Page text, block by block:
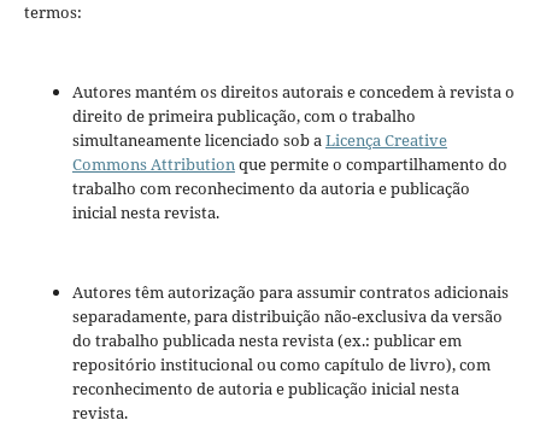
termos:
Autores mantém os direitos autorais e concedem à revista o
direito de primeira publicação, com o trabalho
simultaneamente licenciado sob aLicença Creative
Commons Attributionque permite o compartilhamento do
trabalho com reconhecimento da autoria e publicação
inicial nesta revista.
Autores têm autorização para assumir contratos adicionais
separadamente, para distribuição não-exclusiva da versão
do trabalho publicada nesta revista (ex.: publicar em
repositório institucional ou como capítulo de livro), com
reconhecimento de autoria e publicação inicial nesta
revista.